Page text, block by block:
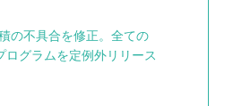
の不具合を修正。全ての
ログラムを定例外リリース